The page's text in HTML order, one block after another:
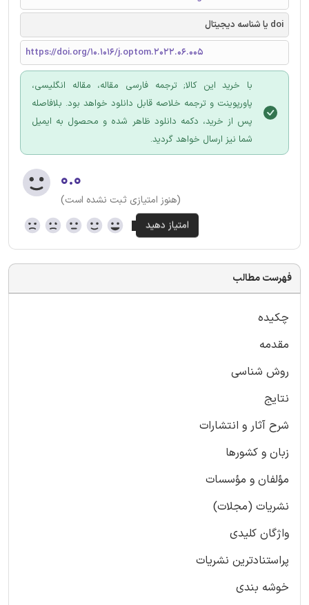
doi یا شناسه دیجیتال
https://doi.org/10.1016/j.optom.2022.06.005
با خرید این کالا; ترجمه فارسی مقاله، مقاله انگلیسی،
پاورپوینت و ترجمه خلاصه قابل دانلود خواهد بود. بلافاصله
پس از خرید، دکمه دانلود ظاهر شده و محصول به ایمیل
شما نیز ارسال خواهد گردید.
۰.۰
(هنوز امتیازی ثبت نشده است)
فهرست مطالب
چکیده
مقدمه
روش شناسی
نتایج
شرح آثار و انتشارات
زبان و کشورها
مؤلفان و مؤسسات
نشریات (مجلات)
واژگان کلیدی
پراستنادترین نشریات
خوشه بندی